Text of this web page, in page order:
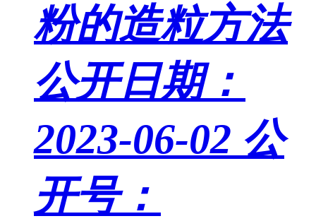
粉的造粒方法
公开日期：
2023-06-02 公
开号：